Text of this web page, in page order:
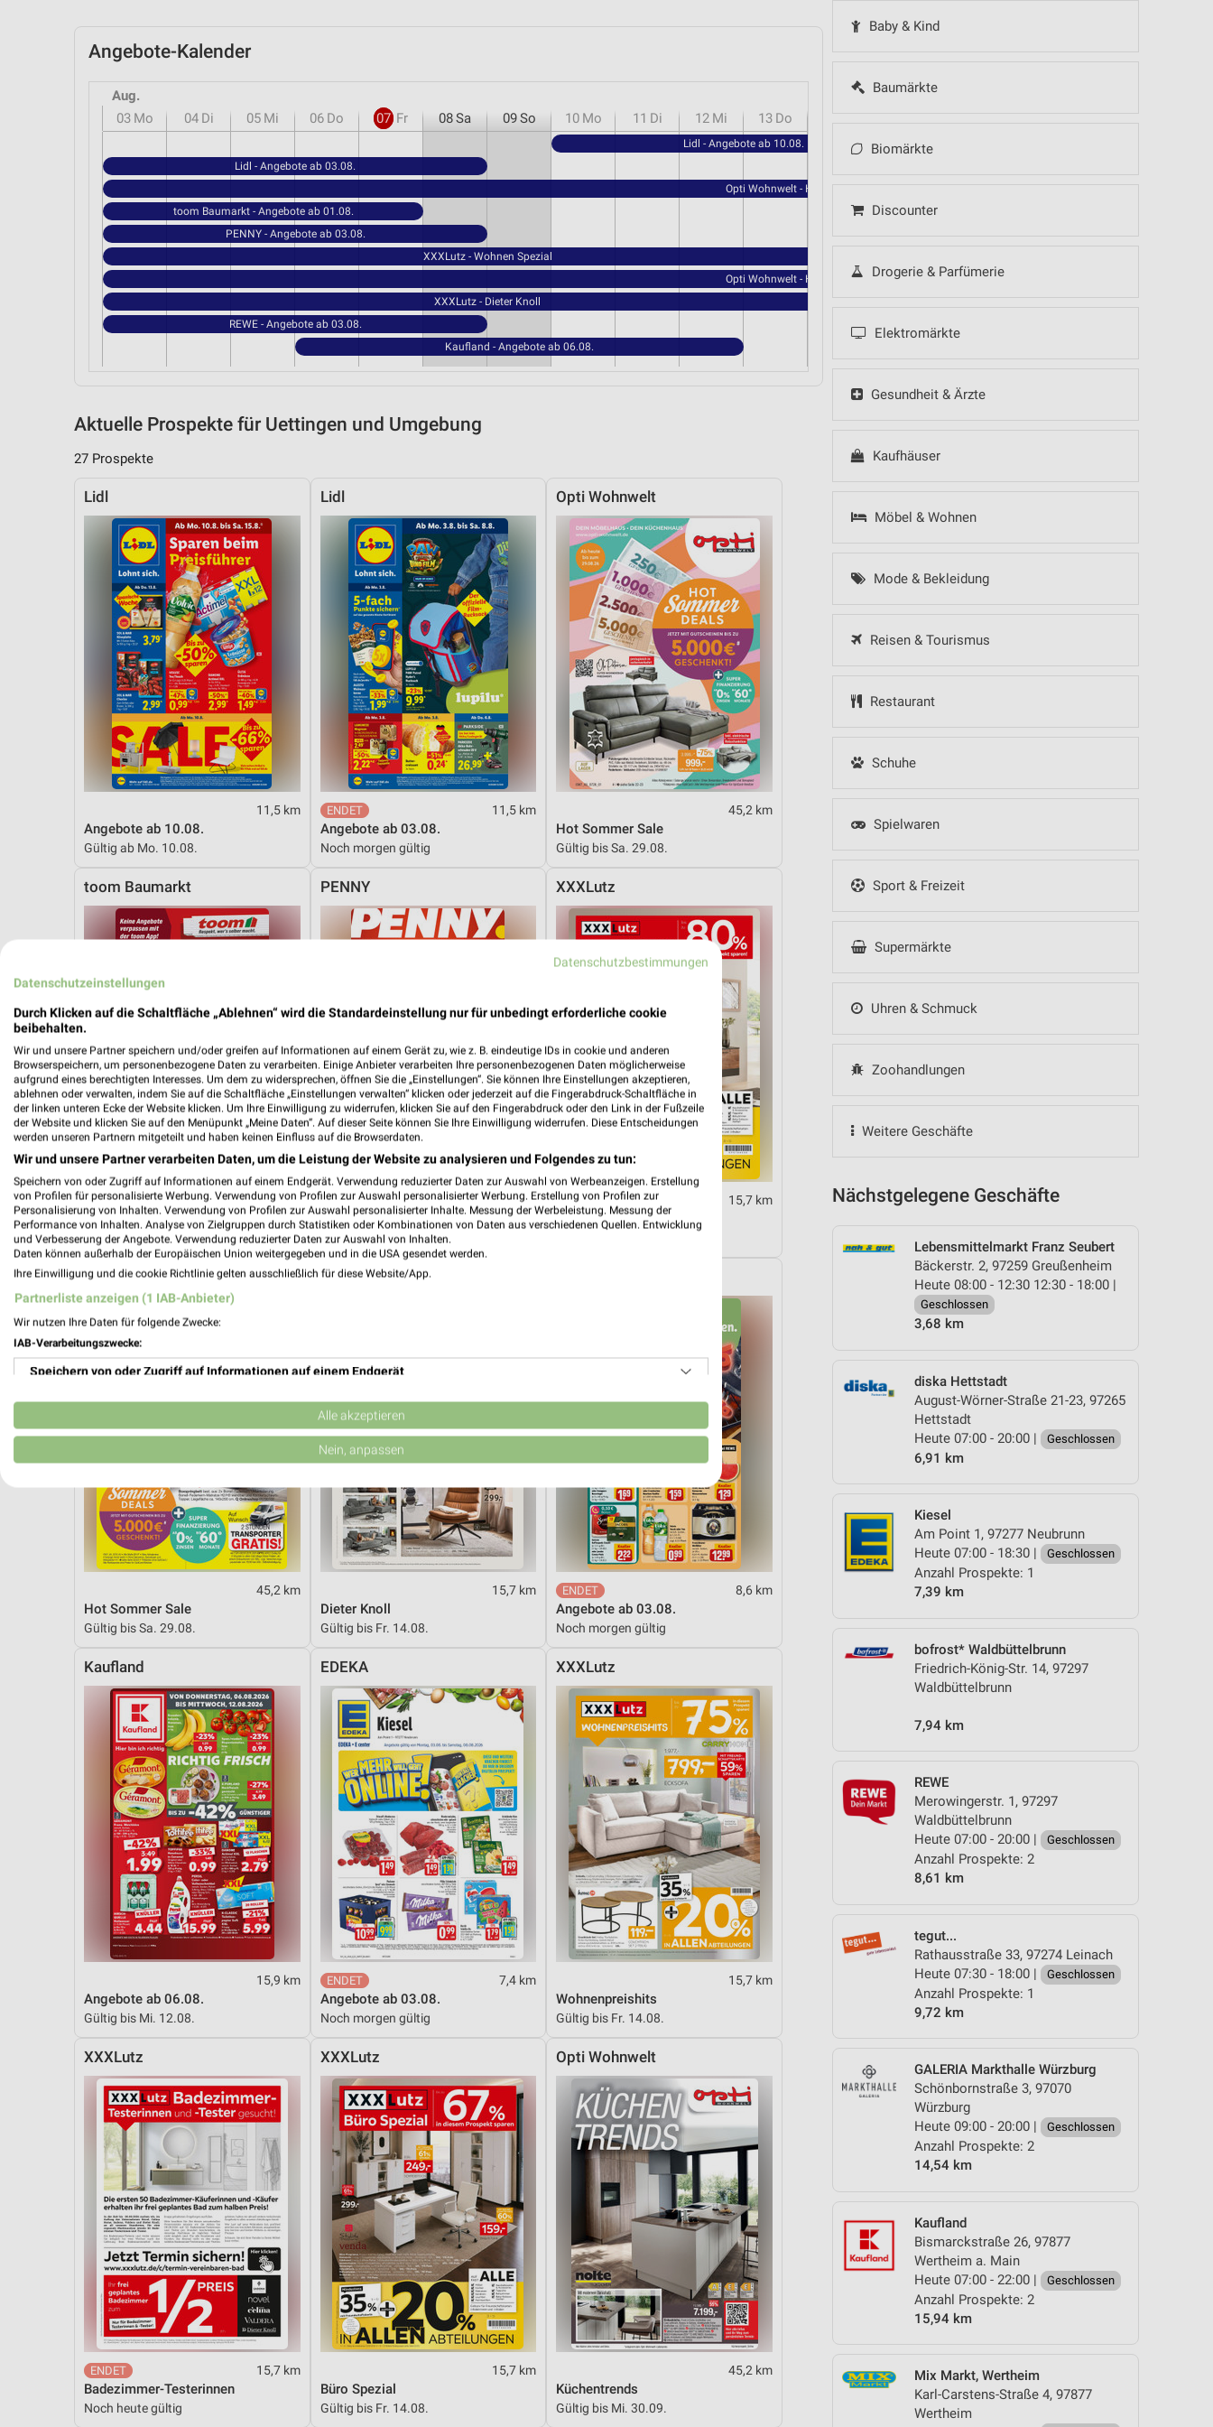
Baby & Kind
Baumärkte
Biomärkte
Discounter
Drogerie & Parfümerie
Elektromärkte
Gesundheit & Ärzte
Kaufhäuser
Möbel & Wohnen
Mode & Bekleidung
Reisen & Tourismus
Restaurant
Schuhe
Spielwaren
Sport & Freizeit
Supermärkte
Uhren & Schmuck
Zoohandlungen
Weitere Geschäfte
Nächstgelegene Geschäfte
Lebensmittelmarkt Franz Seubert
Bäckerstr. 2, 97259 Greußenheim
Heute 08:00 - 12:30 12:30 - 18:00 |
Geschlossen
3,68 km
diska Hettstadt
August-Wörner-Straße 21-23, 97265
Hettstadt
Heute 07:00 - 20:00 |
Geschlossen
6,91 km
Kiesel
Am Point 1, 97277 Neubrunn
Heute 07:00 - 18:30 |
Geschlossen
Anzahl Prospekte: 1
7,39 km
bofrost* Waldbüttelbrunn
Friedrich-König-Str. 14, 97297
Waldbüttelbrunn
7,94 km
REWE
Merowingerstr. 1, 97297
Waldbüttelbrunn
Heute 07:00 - 20:00 |
Geschlossen
Anzahl Prospekte: 2
8,61 km
tegut...
Rathausstraße 33, 97274 Leinach
Heute 07:30 - 18:00 |
Geschlossen
Anzahl Prospekte: 1
9,72 km
GALERIA Markthalle Würzburg
Schönbornstraße 3, 97070
Würzburg
Heute 09:00 - 20:00 |
Geschlossen
Anzahl Prospekte: 2
14,54 km
Kaufland
Bismarckstraße 26, 97877
Wertheim a. Main
Heute 07:00 - 22:00 |
Geschlossen
Anzahl Prospekte: 2
15,94 km
Mix Markt, Wertheim
Karl-Carstens-Straße 4, 97877
Wertheim
Angebote-Kalender
Aug.
03 Mo 04 Di 05 Mi 06 Do 07 Fr 08Sa 09So 10 Mo 11 Di 12 Mi 13 Do
Lidl - Angebote ab 10.08.
Lidl - Angebote ab 03.08.
Opti Wohnwelt - Hot Sommer Sale
toom Baumarkt - Angebote ab 01.08.
PENNY - Angebote ab 03.08.
XXXLutz - Wohnen Spezial
Opti Wohnwelt - Hot Sommer Sale
XXXLutz - Dieter Knoll
REWE - Angebote ab 03.08.
Kaufland - Angebote ab 06.08.
Aktuelle Prospekte für Uettingen und Umgebung
27 Prospekte
Lidl
11,5 km
Angebote ab 10.08.
Gültig ab Mo. 10.08.
Lidl
11,5 km
Angebote ab 03.08.
Noch morgen gültig
Opti Wohnwelt
45,2 km
Hot Sommer Sale
Gültig bis Sa. 29.08.
toom Baumarkt
33 km
Angebote ab 01.08.
Noch heute gültig
PENNY
0,8 km
Angebote ab 03.08.
Noch morgen gültig
XXXLutz
15,7 km
Wohnen Spezial
Opti Wohnwelt
45,2 km
Hot Sommer Sale
Gültig bis Sa. 29.08.
XXXLutz
15,7 km
Dieter Knoll
Gültig bis Fr. 14.08.
8,6 km
Angebote ab 03.08.
Noch morgen gültig
Kaufland
15,9 km
Angebote ab 06.08.
Gültig bis Mi. 12.08.
EDEKA
7,4 km
Angebote ab 03.08.
Noch morgen gültig
XXXLutz
15,7 km
Wohnenpreishits
Gültig bis Fr. 14.08.
XXXLutz
15,7 km
Badezimmer-Testerinnen
Noch heute gültig
XXXLutz
15,7 km
Büro Spezial
Gültig bis Fr. 14.08.
Opti Wohnwelt
45,2 km
Küchentrends
Gültig bis Mi. 30.09.
Datenschutzbestimmungen
Datenschutzeinstellungen
Durch Klicken auf die Schaltfläche „Ablehnen“ wird die Standardeinstellung nur für unbedingt erforderliche cookie
beibehalten.
Wir und unsere Partner speichern und/oder greifen auf Informationen auf einem Gerät zu, wie z. B. eindeutige IDs in cookie und anderen
Browserspeichern, um personenbezogene Daten zu verarbeiten. Einige Anbieter verarbeiten Ihre personenbezogenen Daten möglicherweise
aufgrund eines berechtigten Interesses. Um dem zu widersprechen, öffnen Sie die „Einstellungen“. Sie können Ihre Einstellungen akzeptieren,
ablehnen oder verwalten, indem Sie auf die Schaltfläche „Einstellungen verwalten“ klicken oder jederzeit auf die Fingerabdruck-Schaltfläche in
der linken unteren Ecke der Website klicken. Um Ihre Einwilligung zu widerrufen, klicken Sie auf den Fingerabdruck oder den Link in der Fußzeile
der Website und klicken Sie auf den Menüpunkt „Meine Daten“. Auf dieser Seite können Sie Ihre Einwilligung widerrufen. Diese Entscheidungen
werden unseren Partnern mitgeteilt und haben keinen Einfluss auf die Browserdaten.
Wir und unsere Partner verarbeiten Daten, um die Leistung der Website zu analysieren und Folgendes zu tun:
Speichern von oder Zugriff auf Informationen auf einem Endgerät. Verwendung reduzierter Daten zur Auswahl von Werbeanzeigen. Erstellung
von Profilen für personalisierte Werbung. Verwendung von Profilen zur Auswahl personalisierter Werbung. Erstellung von Profilen zur
Personalisierung von Inhalten. Verwendung von Profilen zur Auswahl personalisierter Inhalte. Messung der Werbeleistung. Messung der
Performance von Inhalten. Analyse von Zielgruppen durch Statistiken oder Kombinationen von Daten aus verschiedenen Quellen. Entwicklung
und Verbesserung der Angebote. Verwendung reduzierter Daten zur Auswahl von Inhalten.
Daten können außerhalb der Europäischen Union weitergegeben und in die USA gesendet werden.
Ihre Einwilligung und die cookie Richtlinie gelten ausschließlich für diese Website/App.
Partnerliste anzeigen (1 IAB-Anbieter)
Wir nutzen Ihre Daten für folgende Zwecke:
IAB-Verarbeitungszwecke:
Speichern von oder Zugriff auf Informationen auf einem Endgerät
Verwendung reduzierter Daten zur Auswahl von Werbeanzeigen
Erstellung von Profilen für personalisierte Werbung
Erstellung von Profilen zur Personalisierung von Inhalten
Verwendung von Profilen zur Auswahl personalisierter Inhalte
Messung der Performance von Inhalten
Analyse von Zielgruppen durch Statistiken oder Kombinationen von Daten aus verschiedenen
Entwicklung und Verbesserung der Angebote
Verwendung reduzierter Daten zur Auswahl von Inhalten
Verwendung genauer Standortdaten
Geräte anhand von aktiv angeforderten Informationen identifizieren
Nicht-IAB-Verarbeitungszwecke:
Alle akzeptieren
Nein, anpassen